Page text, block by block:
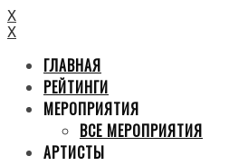
X
X
ГЛАВНАЯ
РЕЙТИНГИ
МЕРОПРИЯТИЯ
ВСЕ МЕРОПРИЯТИЯ
АРТИСТЫ